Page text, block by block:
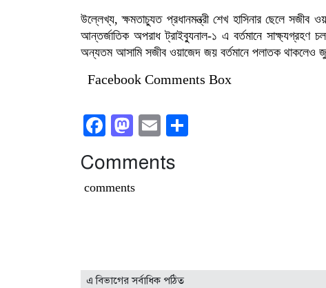
উল্লেখ্য, ক্ষমতাচ্যুত প্রধানমন্ত্রী শেখ হাসিনার ছেলে
আন্তর্জাতিক অপরাধ ট্রাইব্যুনাল-১ এ বর্তমানে
অন্যতম আসামি সজীব ওয়াজেদ জয় বর্তমানে পলাতক থাকলেও
Facebook Comments Box
Facebook
Mastodon
Email
Comments
comments
এ বিভাগের সর্বাধিক পঠিত